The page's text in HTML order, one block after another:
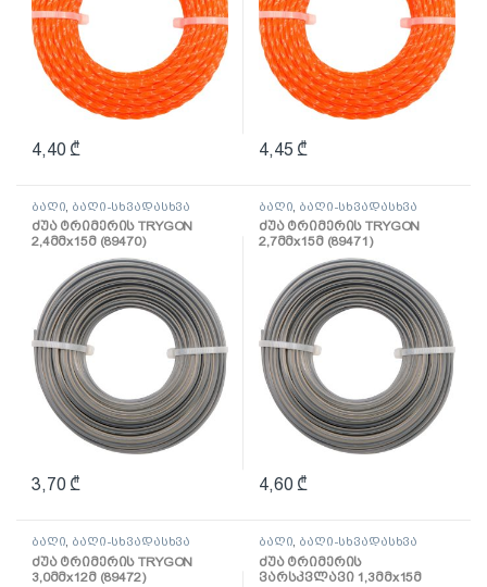
4,40 ₾ 4,45 ₾
ბაღი ბაღი-სხვადასხვა
ძუა ტრიმერის TRYGON
2,4მმх15მ (89470)
3,70₾
ბაღი ბაღი-სხვადასხვა
ძუა ტრიმერის TRYGON
2,7მმх15მ (89471)
4,60₾
ბაღი, ბაღი-სხვადასხვა
ძუა ტრიმერის TRYGON
3,0მმх12მ (89472)
ბაღი, ბაღი-სხვადასხვა
ძუა ტრიმერის
ვარსკვლავი 1,3მმх15მ